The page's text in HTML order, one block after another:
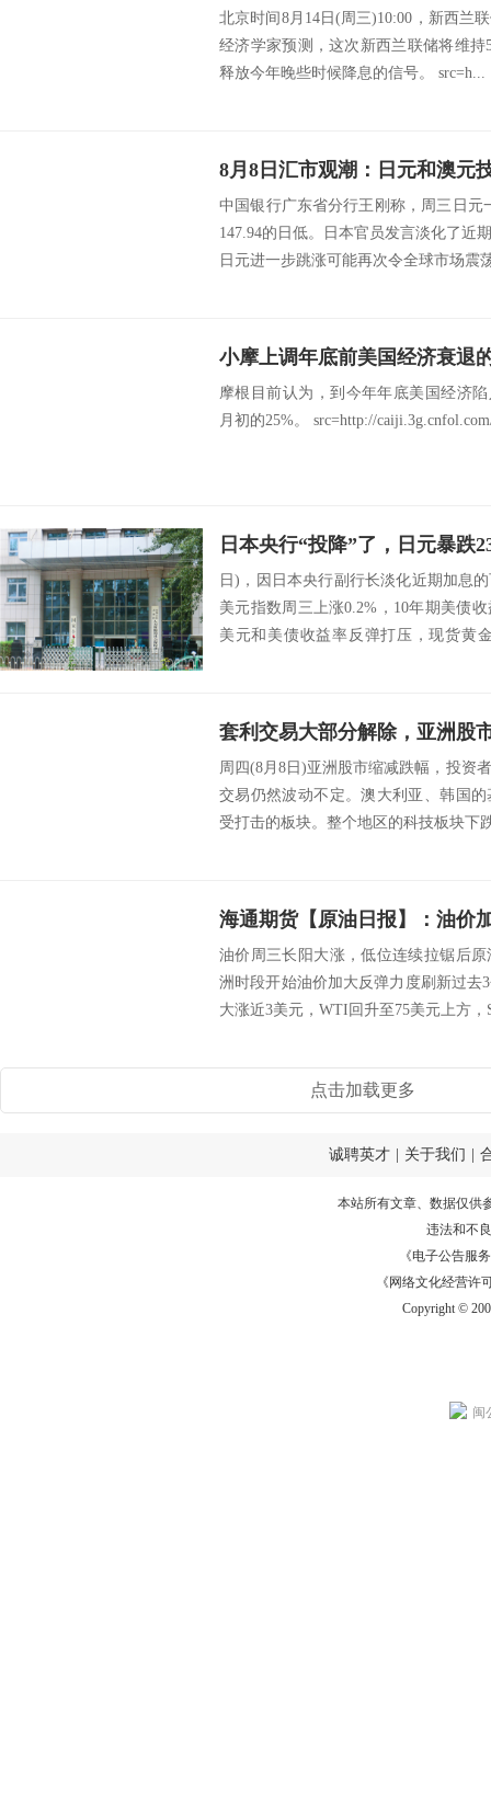
北京时间8月14日(周三)10:00，新西兰
经济学家预测，这次新西兰联储将维
释放今年晚些时候降息的信号。 src=h...
8月8日汇市观潮：日元和澳元
中国银行广东省分行王刚称，周三日元
147.94的日低。日本官员发言淡化了近
日元进一步跳涨可能再次令全球市场震
小摩上调年底前美国经济衰退
摩根目前认为，到今年年底美国经济
月初的25%。 src=http://
日)，因日本央行副行长淡化近期加息
美元指数周三上涨0.2%，10年期美债
美元和美债收益率反弹打压，现货黄
周四(8月8日)亚洲股市缩减跌幅，投资
交易仍然波动不定。澳大利亚、韩国
受打击的板块。整个地区的科技板块下
油价周三长阳大涨，低位连续拉锯后
洲时段开始油价加大反弹力度刷新过去
大涨近3美元，WTI回升至75美元上方，
点击加载更多
诚聘英才 关于我们
本站所有文章、数据仅供
违法和不
《电子公告服务
《网络文化经营许
Copyright ©
闽